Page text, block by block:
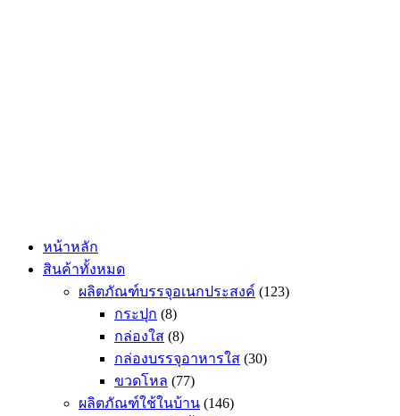
หน้าหลัก
สินค้าทั้งหมด
ผลิตภัณฑ์บรรจุอเนกประสงค์ (123)
กระปุก (8)
กล่องใส (8)
กล่องบรรจุอาหารใส (30)
ขวดโหล (77)
ผลิตภัณฑ์ใช้ในบ้าน (146)